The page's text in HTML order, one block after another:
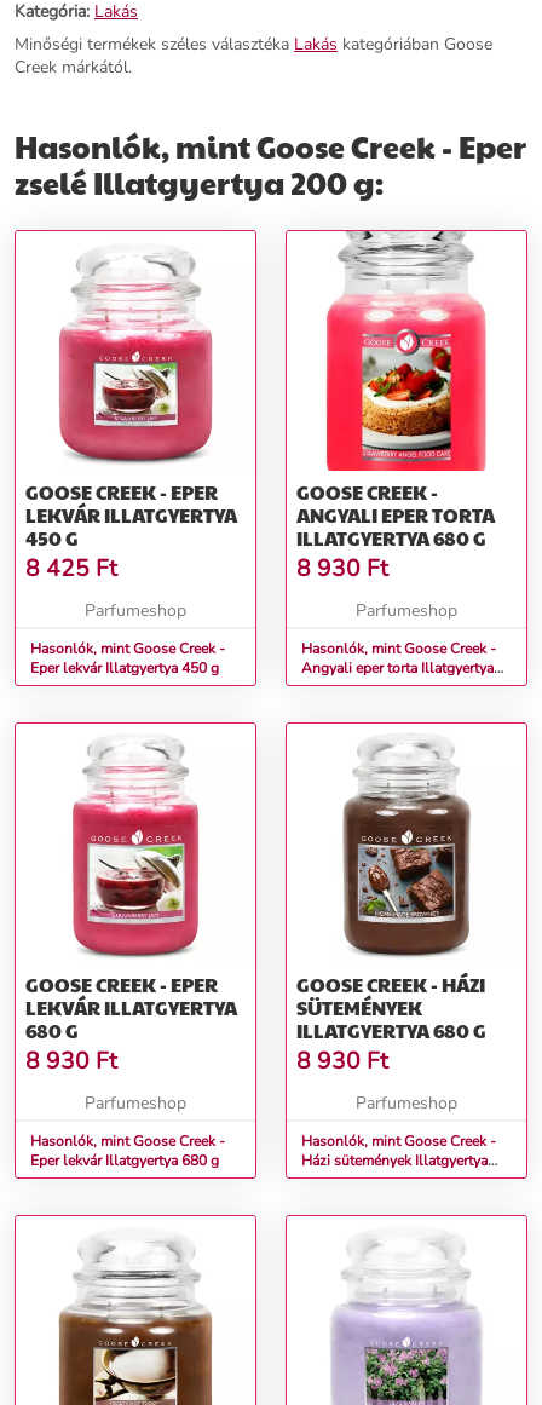
Kategória: Lakás
Minőségi termékek széles választéka Lakás kategóriában Goose
Creek márkától.
Hasonlók, mint Goose Creek - Eper
zselé Illatgyertya 200 g:
GOOSE CREEK - EPER
LEKVÁR ILLATGYERTYA
450 G
8 425 Ft
Parfumeshop
Hasonlók, mint Goose Creek -
Eper lekvár Illatgyertya 450 g
GOOSE CREEK -
ANGYALI EPER TORTA
ILLATGYERTYA 680 G
8 930 Ft
Parfumeshop
Hasonlók, mint Goose Creek -
Angyali eper torta Illatgyertya
680 g
GOOSE CREEK - EPER
LEKVÁR ILLATGYERTYA
680 G
8 930 Ft
Parfumeshop
Hasonlók, mint Goose Creek -
Eper lekvár Illatgyertya 680 g
GOOSE CREEK - HÁZI
SÜTEMÉNYEK
ILLATGYERTYA 680 G
8 930 Ft
Parfumeshop
Hasonlók, mint Goose Creek -
Házi sütemények Illatgyertya
680 g